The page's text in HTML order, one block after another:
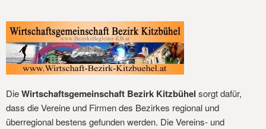
DieWirtschaftsgemeinschaft Bezirk Kitzbühel sorgt dafür,
dass die Vereine und Firmen des Bezirkes regional und
überregional bestens gefunden werden. Die Vereins- und